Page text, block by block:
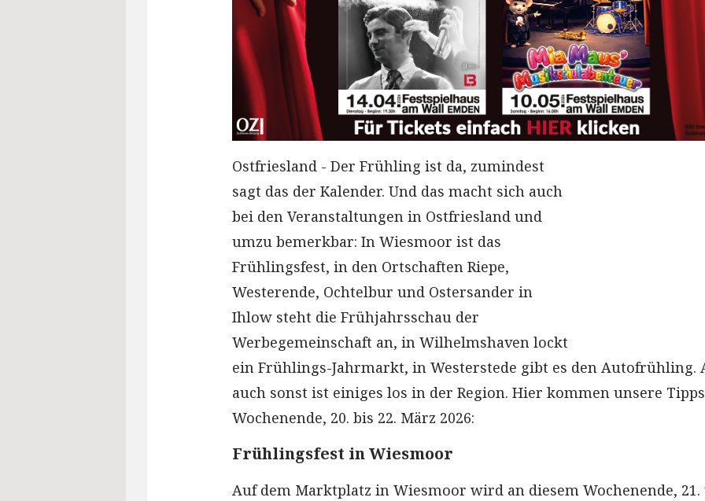
Ostfriesland - Der Frühling ist da, zumindest
sagt das der Kalender. Und das macht sich auch
bei den Veranstaltungen in Ostfriesland und
umzu bemerkbar: In Wiesmoor ist das
Frühlingsfest, in den Ortschaften Riepe,
Westerende, Ochtelbur und Ostersander in
Ihlow steht die Frühjahrsschau der
Werbegemeinschaft an, in Wilhelmshaven lockt
ein Frühlings-Jahrmarkt, in Westerstede gibt es den Autofrühling.
auch sonst ist einiges los in der Region. Hier kommen unsere
Wochenende, 20. bis 22. März 2026:
Frühlingsfest in Wiesmoor
Auf dem Marktplatz in Wiesmoor wird an diesem Wochenende, 21.